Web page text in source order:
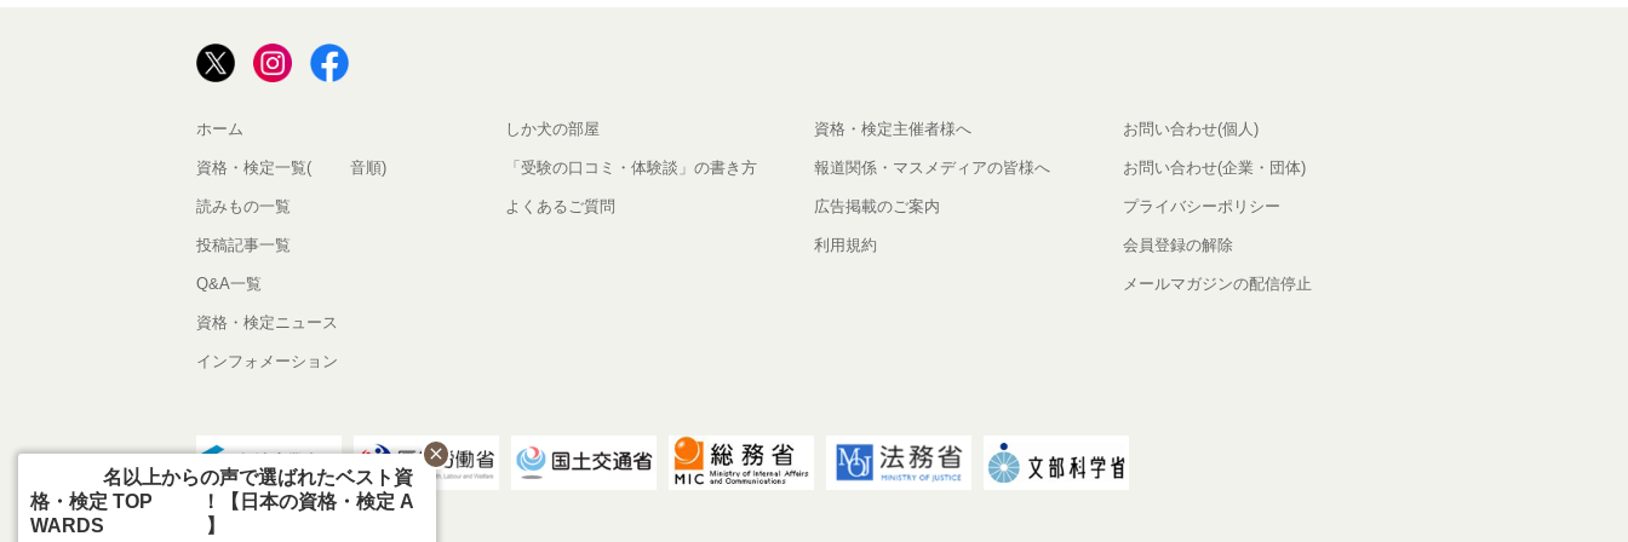
ホーム
資格・検定一覧(50音順)
読みもの一覧
投稿記事一覧
Q&A一覧
資格・検定ニュース
インフォメーション
しか犬の部屋
「受験の口コミ・体験談」の書き方
よくあるご質問
資格・検定主催者様へ
報道関係・マスメディアの皆様へ
広告掲載のご案内
利用規約
お問い合わせ(個人)
お問い合わせ(企業・団体)
プライバシーポリシー
会員登録の解除
メールマガジンの配信停止
800名以上からの声で選ばれたベスト資
格・検定 TOP10！【日本の資格・検定 A
WARDS 2026】
close